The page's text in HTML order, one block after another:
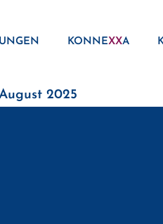
KONNEXXA
2025